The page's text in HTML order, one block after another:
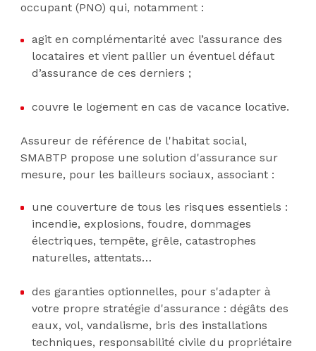
occupant (PNO) qui, notamment :
agit en complémentarité avec l’assurance des
locataires et vient pallier un éventuel défaut
d’assurance de ces derniers ;
couvre le logement en cas de vacance locative.
Assureur de référence de l'habitat social,
SMABTP propose une solution d'assurance sur
mesure, pour les bailleurs sociaux, associant :
une couverture de tous les risques essentiels :
incendie, explosions, foudre, dommages
électriques, tempête, grêle, catastrophes
naturelles, attentats…
des garanties optionnelles, pour s'adapter à
votre propre stratégie d'assurance : dégâts des
eaux, vol, vandalisme, bris des installations
techniques, responsabilité civile du propriétaire